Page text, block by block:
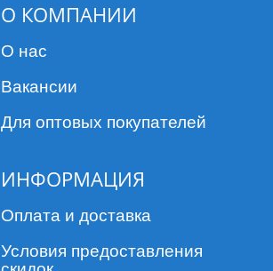
О КОМПАНИИ
О нас
Вакансии
Для оптовых покупателей
ИНФОРМАЦИЯ
Оплата и доставка
Условия предоставления